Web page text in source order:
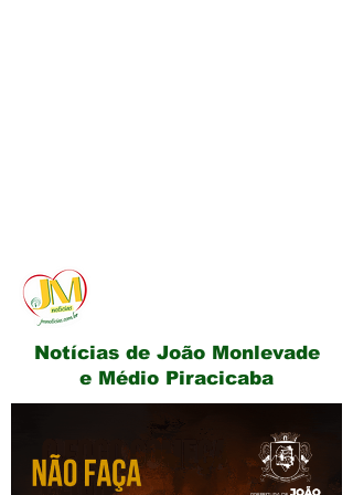
Notícias de João Monlevade
e Médio Piracicaba